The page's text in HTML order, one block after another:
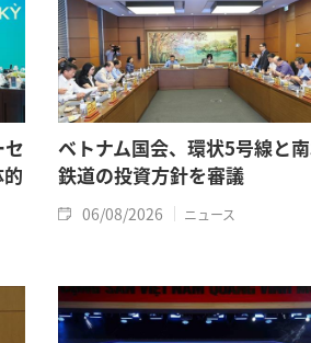
ベトナム国会、環状5号線と
鉄道の投資方針を審議
06/08/2026 ニュース